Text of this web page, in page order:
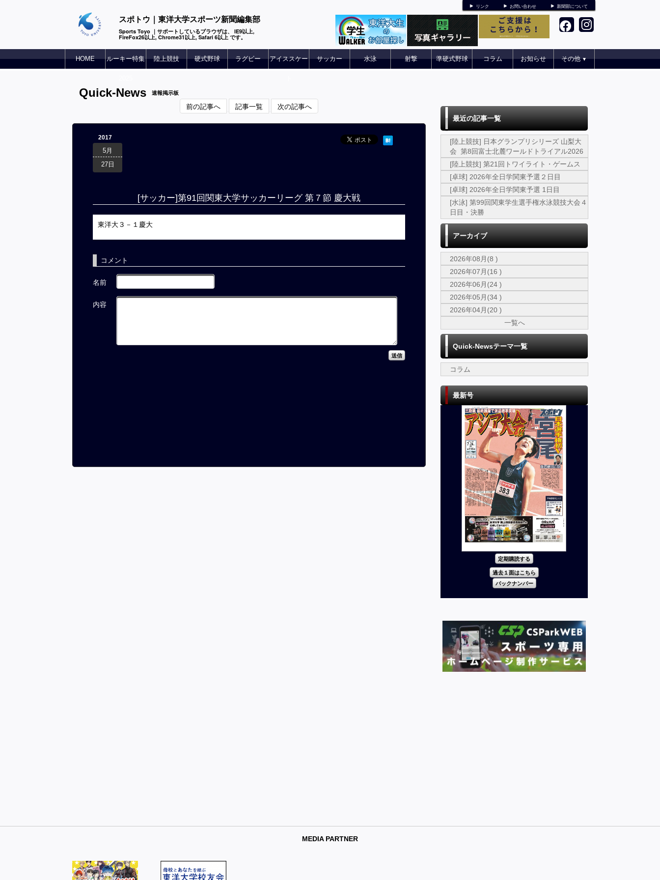
リンク お問い合わせ 新聞部について
スポトウ｜東洋大学スポーツ新聞編集部
Sports Toyo ｜サポートしているブラウザは、 IE9以上,
FireFox26以上, Chrome31以上, Safari 6以上 です。
HOME ルーキー特集 陸上競技 硬式野球 ラグビー アイススケー サッカー 水泳 射撃 準硬式野球 コラム お知らせ その他▼
Quick-News 速報掲示板
前の記事へ 記事一覧 次の記事へ
2017
5月
27日
[サッカー]第91回関東大学サッカーリーグ 第７節 慶大戦
東洋大３－１慶大
コメント
名前
内容
最近の記事一覧
[陸上競技] 日本グランプリシリーズ 山梨大
会 第8回富士北麓ワールドトライアル2026
[陸上競技] 第21回トワイライト・ゲームス
[卓球] 2026年全日学関東予選２日目
[卓球] 2026年全日学関東予選 1日目
[水泳] 第99回関東学生選手権水泳競技大会４
日目・決勝
アーカイブ
2026年08月(8 )
2026年07月(16 )
2026年06月(24 )
2026年05月(34 )
2026年04月(20 )
一覧へ
Quick-Newsテーマ一覧
コラム
最新号
定期購読する
過去１面はこちら
バックナンバー
MEDIA PARTNER